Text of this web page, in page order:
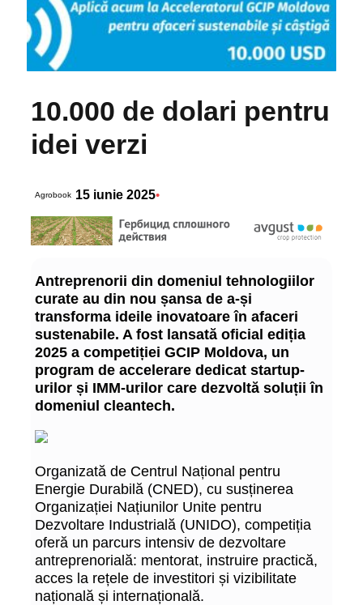
10.000 de dolari pentru
idei verzi
Agrobook 15 iunie 2025•
Antreprenorii din domeniul tehnologiilor
curate au din nou șansa de a-și
transforma ideile inovatoare în afaceri
sustenabile. A fost lansată oficial ediția
2025 a competiției GCIP Moldova, un
program de accelerare dedicat startup-
urilor și IMM-urilor care dezvoltă soluții în
domeniul cleantech.
Organizată de Centrul Național pentru
Energie Durabilă (CNED), cu susținerea
Organizației Națiunilor Unite pentru
Dezvoltare Industrială (UNIDO), competiția
oferă un parcurs intensiv de dezvoltare
antreprenorială: mentorat, instruire practică,
acces la rețele de investitori și vizibilitate
națională și internațională.